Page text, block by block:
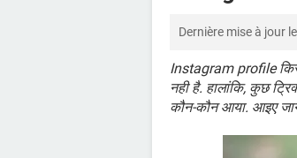
Dernière mise à jour le
Instagram profile
नही है. हालांकि, कुछ
कौन-कौन आया. आइए